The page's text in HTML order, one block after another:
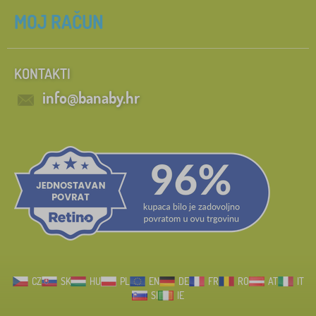
MOJ RAČUN
KONTAKTI
info@banaby.hr
CZ SK HU PL EN DE FR RO AT
IT
SI
IE